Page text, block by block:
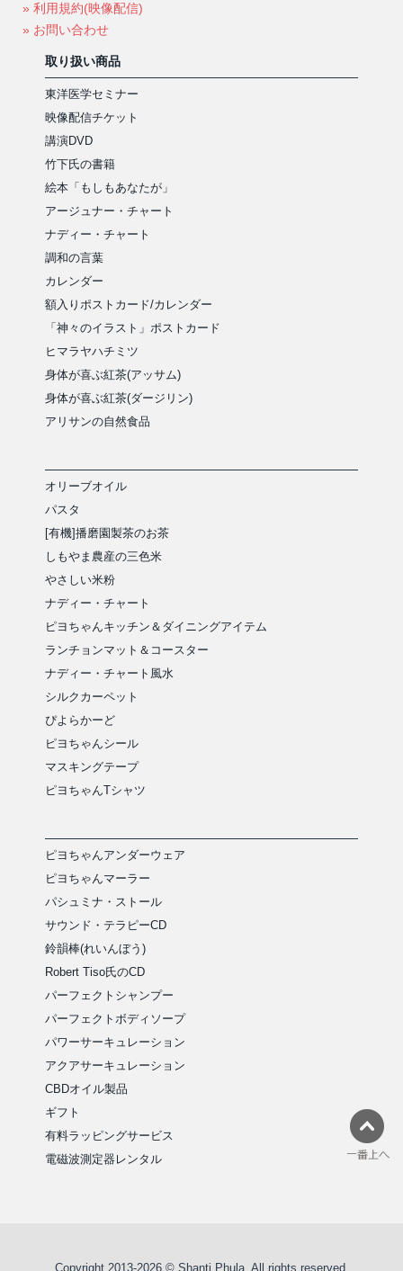
» 利用規約(映像配信)
» お問い合わせ
取り扱い商品
東洋医学セミナー
映像配信チケット
講演DVD
竹下氏の書籍
絵本「もしもあなたが」
アージュナー・チャート
ナディー・チャート
調和の言葉
カレンダー
額入りポストカード/カレンダー
「神々のイラスト」ポストカード
ヒマラヤハチミツ
身体が喜ぶ紅茶(アッサム)
身体が喜ぶ紅茶(ダージリン)
アリサンの自然食品
オリーブオイル
パスタ
[有機]播磨園製茶のお茶
しもやま農産の三色米
やさしい米粉
ナディー・チャート
ピヨちゃんキッチン＆ダイニングアイテム
ランチョンマット＆コースター
ナディー・チャート風水
シルクカーペット
ぴよらかーど
ピヨちゃんシール
マスキングテープ
ピヨちゃんTシャツ
ピヨちゃんアンダーウェア
ピヨちゃんマーラー
パシュミナ・ストール
サウンド・テラピーCD
鈴韻棒(れいんぼう)
Robert Tiso氏のCD
パーフェクトシャンプー
パーフェクトボディソープ
パワーサーキュレーション
アクアサーキュレーション
CBDオイル製品
ギフト
有料ラッピングサービス
電磁波測定器レンタル
Copyright 2013-2026 © Shanti Phula. All rights reserved.